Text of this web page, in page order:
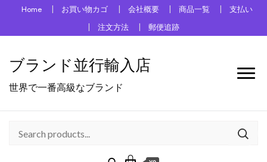
Home お買い物カゴ 会社概要 商品一覧
支払い
注文方法
郵便追跡
ブランド並行輸入店
世界で一番高級なブランド